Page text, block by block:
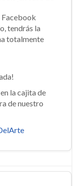
Facebook
tendrás la
totalmente
la cajita de
de nuestro